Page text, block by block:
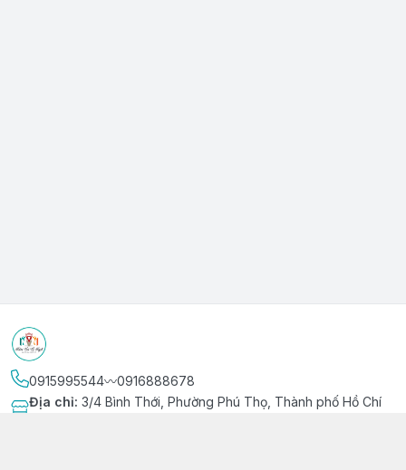
0915995544〰️0916888678
Địa chỉ: 3/4 Bình Thới, Phường Phú Thọ, Thành phố Hồ Chí